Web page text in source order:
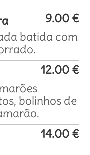
9.00 €
batida com
12.00 €
bolinhos de
14.00 €